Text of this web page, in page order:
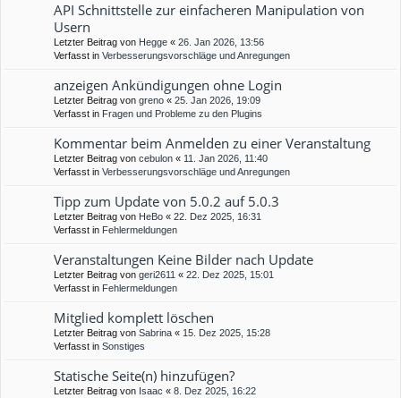
API Schnittstelle zur einfacheren Manipulation von
Usern
Letzter Beitrag von Hegge « 26. Jan 2026, 13:56
Verfasst in Verbesserungsvorschläge und Anregungen
anzeigen Ankündigungen ohne Login
Letzter Beitrag von greno « 25. Jan 2026, 19:09
Verfasst in Fragen und Probleme zu den Plugins
Kommentar beim Anmelden zu einer Veranstaltung
Letzter Beitrag von cebulon « 11. Jan 2026, 11:40
Verfasst in Verbesserungsvorschläge und Anregungen
Tipp zum Update von 5.0.2 auf 5.0.3
Letzter Beitrag von HeBo « 22. Dez 2025, 16:31
Verfasst in Fehlermeldungen
Veranstaltungen Keine Bilder nach Update
Letzter Beitrag von geri2611 « 22. Dez 2025, 15:01
Verfasst in Fehlermeldungen
Mitglied komplett löschen
Letzter Beitrag von Sabrina « 15. Dez 2025, 15:28
Verfasst in Sonstiges
Statische Seite(n) hinzufügen?
Letzter Beitrag von Isaac « 8. Dez 2025, 16:22